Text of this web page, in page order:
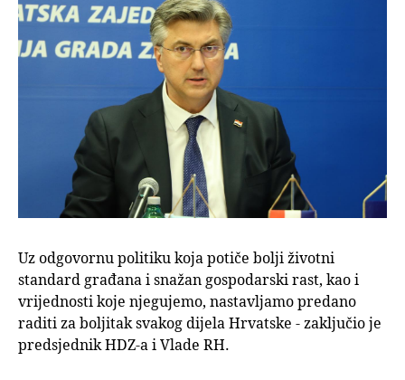
Uz odgovornu politiku koja potiče bolji životni
standard građana i snažan gospodarski rast, kao i
vrijednosti koje njegujemo, nastavljamo predano
raditi za boljitak svakog dijela Hrvatske - zaključio je
predsjednik HDZ-a i Vlade RH.